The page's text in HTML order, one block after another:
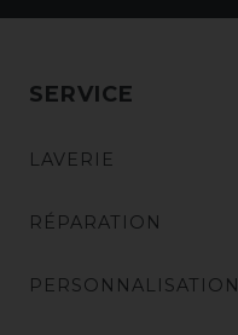
SERVICE
LAVERIE
RÉPARATION
PERSONNALISATION